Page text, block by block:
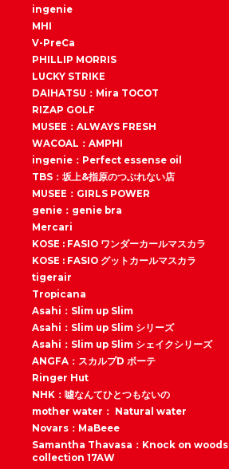
ingenie
MHI
V-PreCa
PHILLIP MORRIS
LUCKY STRIKE
DAIHATSU：Mira TOCOT
RIZAP GOLF
MUSEE：ALWAYS FRESH
WACOAL：AMPHI
ingenie：Perfect essense oil
TBS：坂上&指原のつぶれない店
MUSEE：GIRLS POWER
genie：genie bra
Mercari
KOSE : FASIO ワンダーカールマスカラ
KOSE : FASIO グットカールマスカラ
tigerair
Tropicana
Asahi：Slim up Slim
Asahi：Slim up Slim シリーズ
Asahi：Slim up Slim シェイクシリーズ
ANGFA：スカルプD ボーテ
Ringer Hut
NHK：噓なんてひとつもないの
mother water： Natural water
Novars：MaBeee
Samantha Thavasa：Knock on woods
collection 17AW